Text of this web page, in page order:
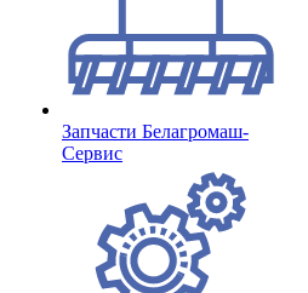
Запчасти Белагромаш-
Сервис